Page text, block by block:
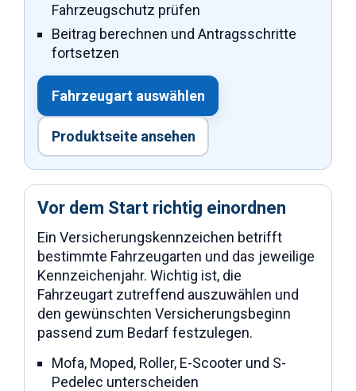
Fahrzeugschutz prüfen
Beitrag berechnen und Antragsschritte
fortsetzen
Fahrzeugart auswählen
Produktseite ansehen
Vor dem Start richtig einordnen
Ein Versicherungskennzeichen betrifft
bestimmte Fahrzeugarten und das jeweilige
Kennzeichenjahr. Wichtig ist, die
Fahrzeugart zutreffend auszuwählen und
den gewünschten Versicherungsbeginn
passend zum Bedarf festzulegen.
Mofa, Moped, Roller, E-Scooter und S-
Pedelec unterscheiden